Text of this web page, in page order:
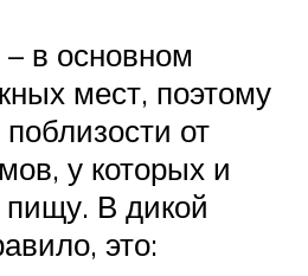
в основном
мест, поэтому
от
у которых и
В дикой
это: